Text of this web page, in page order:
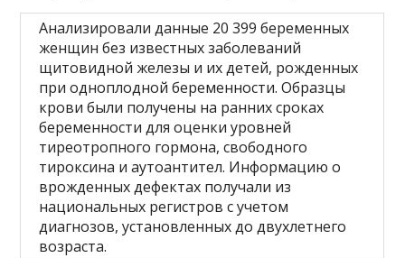
Анализировали данные 20 399 беременных
женщин без известных заболеваний
щитовидной железы и их детей, рожденных
при одноплодной беременности. Образцы
крови были получены на ранних сроках
беременности для оценки уровней
тиреотропного гормона, свободного
тироксина и аутоантител. Информацию о
врожденных дефектах получали из
национальных регистров с учетом
диагнозов, установленных до двухлетнего
возраста.